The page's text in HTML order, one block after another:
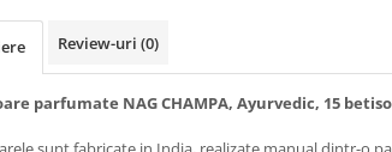
Review-uri (0)
parfumate NAG CHAMPA, Ayurvedic, 15